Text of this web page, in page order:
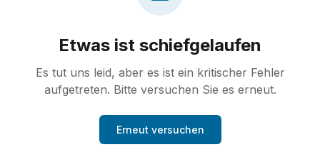
Etwas ist schiefgelaufen
Es tut uns leid, aber es ist ein kritischer Fehler
aufgetreten. Bitte versuchen Sie es erneut.
Erneut versuchen